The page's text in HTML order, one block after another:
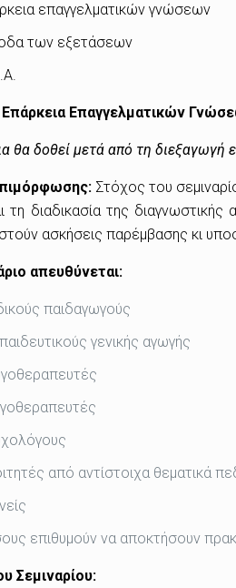
επαγγελματικών γνώσεων
των εξετάσεων
Επαγγελματικών
θα δοθεί μετά από τη διεξαγωγή
Στόχος του
τη διαδικασία της
ασκήσεις παρέμβασης κι
απευθύνεται:
παιδαγωγούς
γενικής αγωγής
από αντίστοιχα θεματικά
επιθυμούν να αποκτήσουν
Σεμιναρίου: